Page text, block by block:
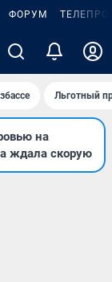
ФОРУМ
Льготный
на
ждала скорую